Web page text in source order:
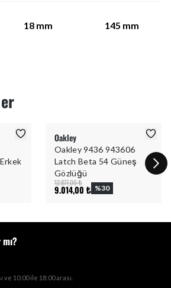
18 mm 145 mm
Oakley
Oakley 9436 943606
Latch Beta 54 Güneş
Gözlüğü
12.877,00 ₺
9.014,00 ₺ %30
10:00 ile 18:00 arası.